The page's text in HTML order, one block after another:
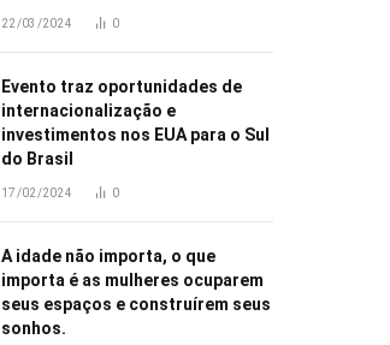
22/03/2024 0
Evento traz oportunidades de
internacionalização e
investimentos nos EUA para o Sul
do Brasil
17/02/2024 0
A idade não importa, o que
importa é as mulheres ocuparem
seus espaços e construírem seus
sonhos.